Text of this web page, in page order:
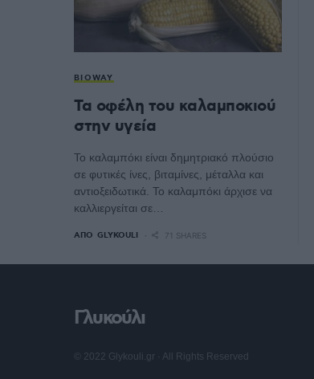
BIOWAY
Τα οφέλη του καλαμποκιού
στην υγεία
Το καλαμπόκι είναι δημητριακό πλούσιο
σε φυτικές ίνες, βιταμίνες, μέταλλα και
αντιοξειδωτικά. Το καλαμπόκι άρχισε να
καλλιεργείται σε…
ΑΠΌ GLYKOULI 71 SHARES
Γλυκούλι
© 2022 Glykouli.gr · All Rights Reserved